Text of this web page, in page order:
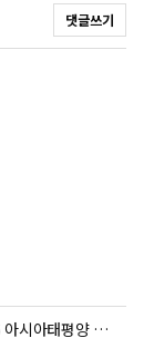
댓글쓰기
[2016 APAN Star Awards]2016 아시아태평양 스타 어워즈_시수상자